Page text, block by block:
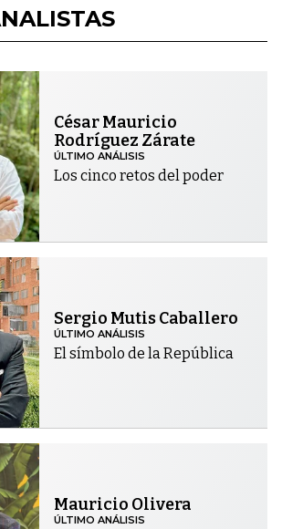
César Mauricio
Rodríguez Zárate
ÚLTIMO ANÁLISIS
Los cinco retos del poder
Sergio Mutis Caballero
ÚLTIMO ANÁLISIS
El símbolo de la República
Mauricio Olivera
ÚLTIMO ANÁLISIS